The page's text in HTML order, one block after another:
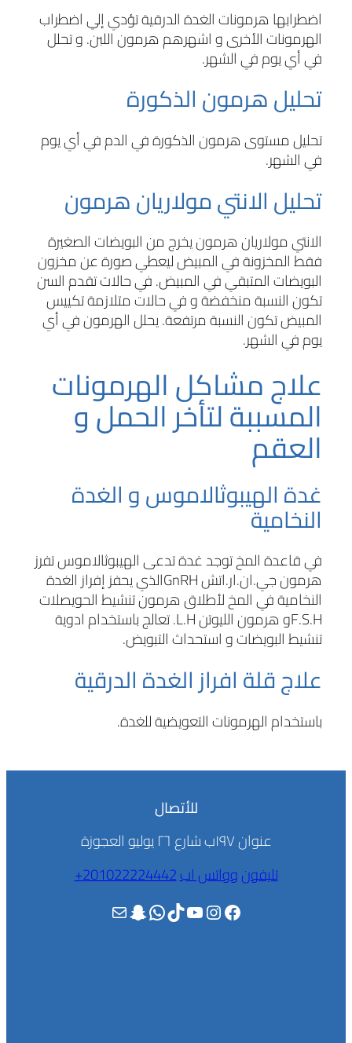
اضطرابها هرمونات الغدة الدرقية تؤدي إلي اضطراب
الهرمونات الأخرى و اشهرهم هرمون اللبن. و تحلل
في أي يوم في الشهر.
تحليل هرمون الذكورة
تحليل مستوى هرمون الذكورة في الدم في أي يوم
في الشهر.
تحليل الانتي مولاريان هرمون
الانتي مولاريان هرمون يخرج من البويضات الصغيرة
فقط المخزونة في المبيض ليعطي صورة عن مخزون
البويضات المتبقي في المبيض. في حالات تقدم السن
تكون النسبة منخفضة و في حالات متلازمة تكييس
المبيض تكون النسبة مرتفعة. يحلل الهرمون في أي
يوم في الشهر.
علاج مشاكل الهرمونات
المسببة لتأخر الحمل و
العقم
غدة الهيبوثالاموس و الغدة
النخامية
في قاعدة المخ توجد غدة تدعى الهيبوثالاموس تفرز
هرمون جي.ان.ار.اتشGnRHالذي يحفز إفراز الغدة
النخامية في المخ لأطلاق هرمون تنشيط الحويصلات
F.S.Hو هرمون الليوتنL.H. تعالج باستخدام ادوية
تنشيط البويضات و استحداث التبويض.
علاج قلة افراز الغدة الدرقية
باستخدام الهرمونات التعويضية للغدة.
للأتصال
عنوان ١٩٧ب شارع ٢٦ يوليو العجوزة
تليفونوواتس اب201022224442+
فيسبوك إنستجرام يوتيوبتيك توك واتسابسناب شات بريد